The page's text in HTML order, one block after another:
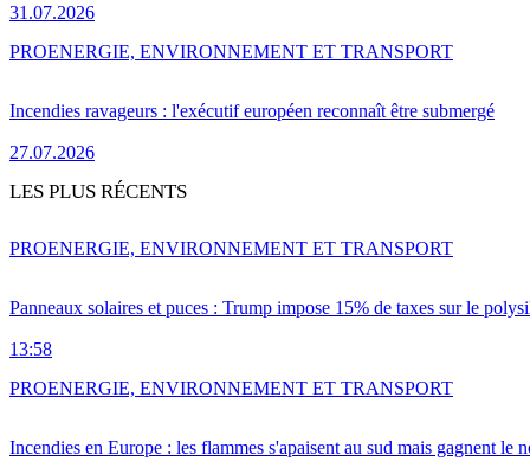
31.07.2026
Incendies ravageurs : l'exécutif européen reconnaît être submergé
27.07.2026
PROENERGIE, ENVIRONNEMENT ET TRANSPORT
LES PLUS RÉCENTS
Panneaux solaires et puces : Trump impose 15% de taxes sur le
13:58
PROENERGIE, ENVIRONNEMENT ET TRANSPORT
Incendies en Europe : les flammes s'apaisent au sud mais gagnent le
PROENERGIE, ENVIRONNEMENT ET TRANSPORT